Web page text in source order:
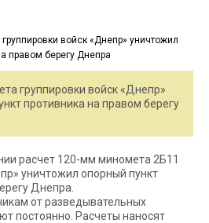
группировки войск «Днепр»
противника на правом берегу
расчет 120-мм миномета 2Б11
уничтожил опорный пункт
Днепра.
от разведывательных
постоянно. Расчеты наносят